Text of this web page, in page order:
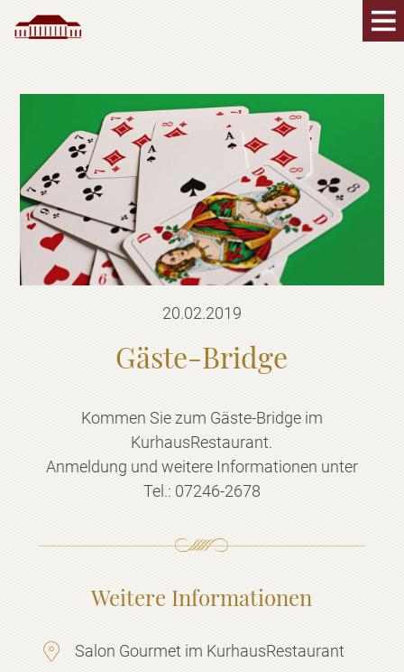
20.02.2019
Gäste-Bridge
Kommen Sie zum Gäste-Bridge im
KurhausRestaurant.
Anmeldung und weitere Informationen unter
Tel.: 07246-2678
Weitere Informationen
Salon Gourmet im KurhausRestaurant